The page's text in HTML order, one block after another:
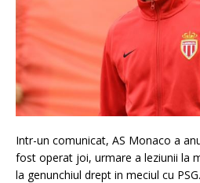
Intr-un comunicat, AS Monaco a
fost operat joi, urmare a leziunii la
la genunchiul drept in meciul cu